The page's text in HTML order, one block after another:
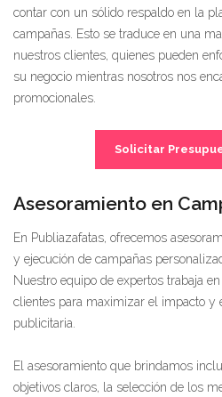
contar con un sólido respaldo en la
campañas. Esto se traduce en una
nuestros clientes, quienes pueden
su negocio mientras nosotros nos
promocionales.
Solicitar
Asesoramiento en
En Publiazafatas, ofrecemos
y ejecución de campañas
Nuestro equipo de expertos trabaja
clientes para maximizar el impacto y
publicitaria.
El asesoramiento que brindamos
objetivos claros, la selección de los